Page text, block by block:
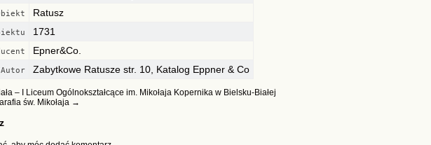
Ratusz
1731
Epner&Co.
Zabytkowe Ratusze str. 10, Katalog Eppner & Co
– I Liceum Ogólnokształcące im. Mikołaja Kopernika w Bielsku-Białej
św. Mikołaja →